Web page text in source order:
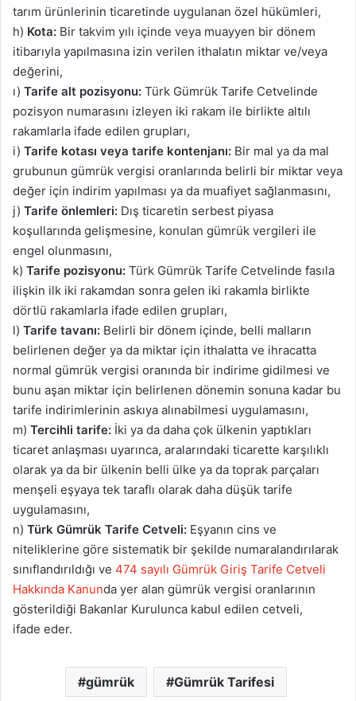
tarım ürünlerinin ticaretinde uygulanan özel hükümleri,
h) Kota: Bir takvim yılı içinde veya muayyen bir dönem
itibarıyla yapılmasına izin verilen ithalatın miktar ve/veya
değerini,
ı) Tarife alt pozisyonu: Türk Gümrük Tarife Cetvelinde
pozisyon numarasını izleyen iki rakam ile birlikte altılı
rakamlarla ifade edilen grupları,
i) Tarife kotası veya tarife kontenjanı: Bir mal ya da mal
grubunun gümrük vergisi oranlarında belirli bir miktar veya
değer için indirim yapılması ya da muafiyet sağlanmasını,
j) Tarife önlemleri: Dış ticaretin serbest piyasa
koşullarında gelişmesine, konulan gümrük vergileri ile
engel olunmasını,
k) Tarife pozisyonu: Türk Gümrük Tarife Cetvelinde fasıla
ilişkin ilk iki rakamdan sonra gelen iki rakamla birlikte
dörtlü rakamlarla ifade edilen grupları,
l) Tarife tavanı: Belirli bir dönem içinde, belli malların
belirlenen değer ya da miktar için ithalatta ve ihracatta
normal gümrük vergisi oranında bir indirime gidilmesi ve
bunu aşan miktar için belirlenen dönemin sonuna kadar bu
tarife indirimlerinin askıya alınabilmesi uygulamasını,
m) Tercihli tarife: İki ya da daha çok ülkenin yaptıkları
ticaret anlaşması uyarınca, aralarındaki ticarette karşılıklı
olarak ya da bir ülkenin belli ülke ya da toprak parçaları
menşeli eşyaya tek taraflı olarak daha düşük tarife
uygulamasını,
n) Türk Gümrük Tarife Cetveli: Eşyanın cins ve
niteliklerine göre sistematik bir şekilde numaralandırılarak
sınıflandırıldığı ve 474 sayılı Gümrük Giriş Tarife Cetveli
Hakkında Kanunda yer alan gümrük vergisi oranlarının
gösterildiği Bakanlar Kurulunca kabul edilen cetveli,
ifade eder.
gümrük Gümrük Tarifesi